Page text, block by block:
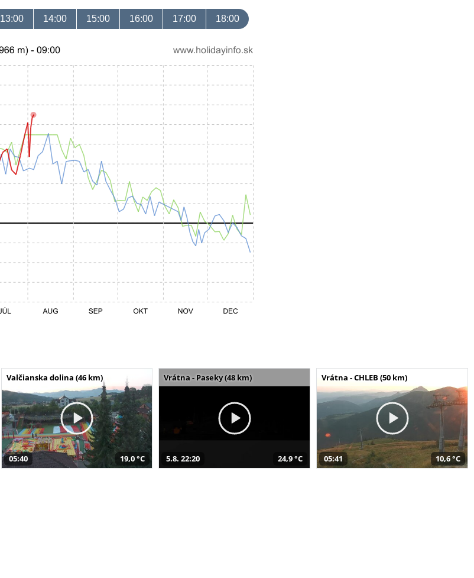
13:00 14:00 15:00 16:00 17:00 18:00
Valčianska dolina (46 km)
05:40 19,0 °C
Vrátna - Paseky (48 km)
5.8. 22:20 24,9 °C
Vrátna - CHLEB (50 km)
05:41 10,6 °C